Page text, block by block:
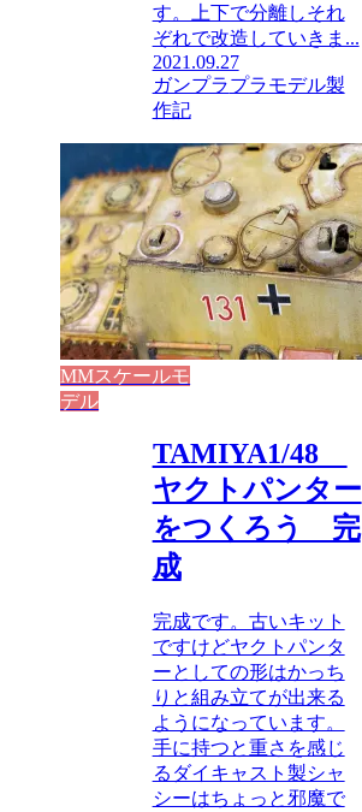
す。上下で分離しそれ
ぞれで改造していきま...
2021.09.27
ガンプラプラモデル製
作記
MMスケールモ
デル
TAMIYA1/48
ヤクトパンター
をつくろう 完
成
完成です。古いキット
ですけどヤクトパンタ
ーとしての形はかっち
りと組み立てが出来る
ようになっています。
手に持つと重さを感じ
るダイキャスト製シャ
シーはちょっと邪魔で